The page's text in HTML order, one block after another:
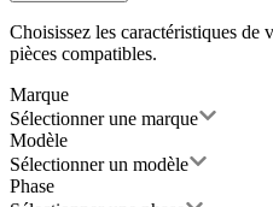
Choisissez les caractéristiques
pièces compatibles.
Marque
Sélectionner une marque
Modèle
Sélectionner un modèle
Phase